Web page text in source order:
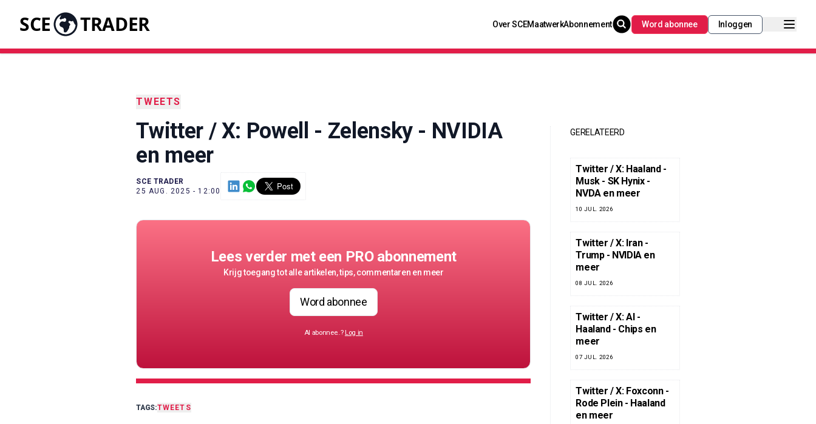
SCE TRADER Over SCEMaatwerkAbonnement Word abonnee Inloggen
TWEETS
Twitter / X: Powell - Zelensky - NVIDIA
en meer
SCE TRADER
25 AUG. 2025 - 12:00
Lees verder met een PRO abonnement
Krijg toegang tot alle artikelen, tips, commentaren en meer
Word abonnee
Al abonnee..? Log in
TAGS:TWEETS
GERELATEERD
Twitter / X: Haaland -
Musk - SK Hynix -
NVDA en meer
10 JUL. 2026
Twitter / X: Iran -
Trump - NVIDIA en
meer
08 JUL. 2026
Twitter / X: AI -
Haaland - Chips en
meer
07 JUL. 2026
Twitter / X: Foxconn -
Rode Plein - Haaland
en meer